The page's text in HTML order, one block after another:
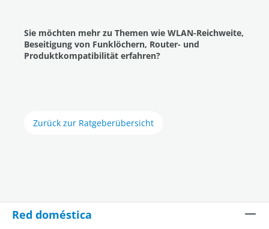
Sie möchten mehr zu Themen wie WLAN-Reichweite,
Beseitigung von Funklöchern, Router- und
Produktkompatibilität erfahren?
Zurück zur Ratgeberübersicht
Red doméstica